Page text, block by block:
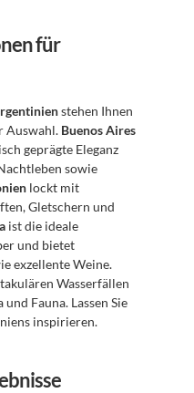
für
stehen Ihnen
Auswahl. Buenos Aires
geprägte Eleganz
sowie
lockt mit
Gletschern und
ist die ideale
und bietet
Wasserfällen
Fauna. Lassen Sie
inspirieren.